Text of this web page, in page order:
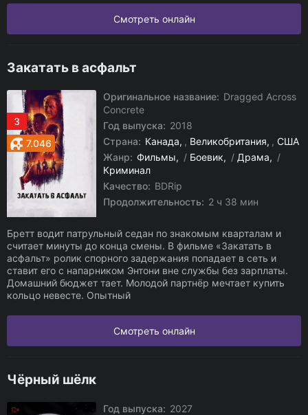
Смотреть онлайн
Закатать в асфальт
3
7.046
Оригинальное название: Dragged Across
Concrete
Год выпуска: 2018
Страна: Канада , Великобритания , США
Жанр: Фильмы / Боевик / Драма
/
Криминал
Качество: BDRip
Продолжительность: 2 ч 38 мин
Бретт водит патрульный седан по знакомым кварталам и
считает минуты до конца смены. В фильме «Закатать в
асфальт» ролик спорного задержания попадает в сеть и
ставит его с напарником Энтони вне службы без зарплаты.
Домашний бюджет тает. Молодой партнёр мечтает купить
кольцо невесте. Опытный
Смотреть онлайн
Чёрный шёлк
Год выпуска: 2027